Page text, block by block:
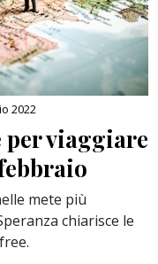
2022
per viaggiare
mete più
chiarisce le